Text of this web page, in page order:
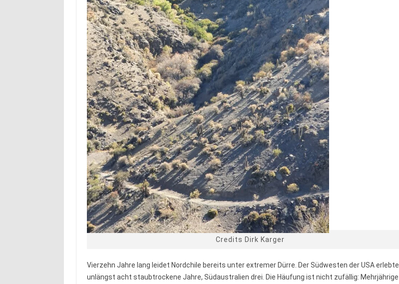
Credits Dirk Karger
Vierzehn Jahre lang leidet Nordchile bereits unter extremer Dürre. Der Südwesten der USA erlebte
unlängst acht staubtrockene Jahre, Südaustralien drei. Die Häufung ist nicht zufällig: Mehrjährige